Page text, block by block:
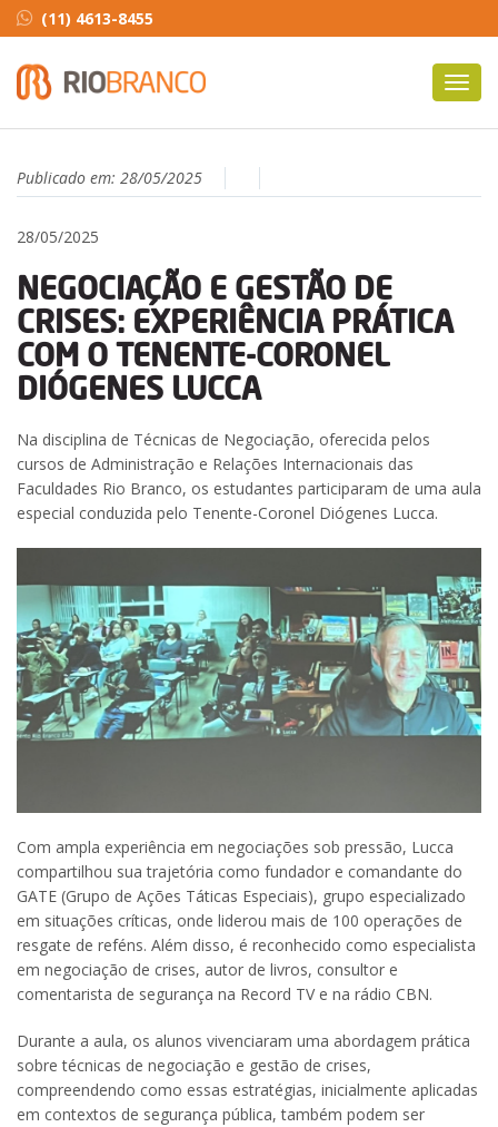
(11) 4613-8455
Publicado em: 28/05/2025
28/05/2025
NEGOCIAÇÃO E GESTÃO DE
CRISES: EXPERIÊNCIA PRÁTICA
COM O TENENTE-CORONEL
DIÓGENES LUCCA
Na disciplina de Técnicas de Negociação, oferecida pelos
cursos de Administração e Relações Internacionais das
Faculdades Rio Branco, os estudantes participaram de uma aula
especial conduzida pelo Tenente-Coronel Diógenes Lucca.
Com ampla experiência em negociações sob pressão, Lucca
compartilhou sua trajetória como fundador e comandante do
GATE (Grupo de Ações Táticas Especiais), grupo especializado
em situações críticas, onde liderou mais de 100 operações de
resgate de reféns. Além disso, é reconhecido como especialista
em negociação de crises, autor de livros, consultor e
comentarista de segurança na Record TV e na rádio CBN.
Durante a aula, os alunos vivenciaram uma abordagem prática
sobre técnicas de negociação e gestão de crises,
compreendendo como essas estratégias, inicialmente aplicadas
em contextos de segurança pública, também podem ser